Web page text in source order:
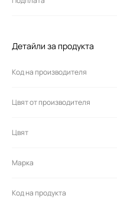
Детайли за продукта
Код на производителя
Цвят от производителя
Цвят
Марка
Код на продукта